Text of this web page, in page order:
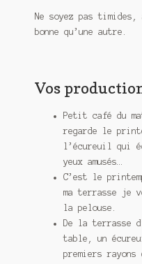
Mon admirateur de l’avent
Panier
Sauver ou périr
Une baffe et ça repart
Ne soyez pas timides,
bonne qu’une autre.
Vos
Petit café du
regarde le
l’écureuil qui
yeux amusés…
C’est le
ma terrasse je
la pelouse.
De la terrasse
table, un
premiers